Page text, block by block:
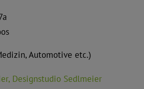
Automotive etc.)
Designstudio Sedlmeier